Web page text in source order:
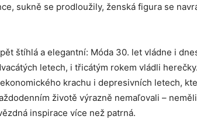
sukně se prodloužily, ženská figura se
štíhlá a elegantní: Móda 30. let vládne i
letech, i třicátým rokem vládli
krachu i depresivních letech,
životě výrazně nemaľovali –
inspirace více než patrná.